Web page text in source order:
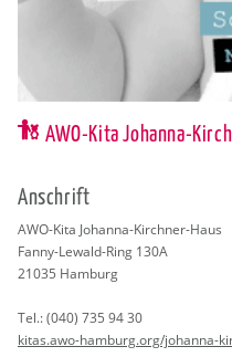
AWO-Kita Johanna-
An­schrift
AWO-Kita Jo­han­na-Kirch­ner-Haus
Fanny-Le­wald-Ring 130A
21035 Ham­burg
Tel.:(040) 735 94 30
kitas.​awo-ham­burg.org/jo­han­na-